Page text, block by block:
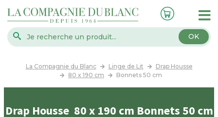
OK
La Compagnie du Blanc Linge de Lit
Drap Housse
80 x 190 cm
Bonnets 50 cm
Drap Housse 80 x 190 cm Bonnets 50 cm